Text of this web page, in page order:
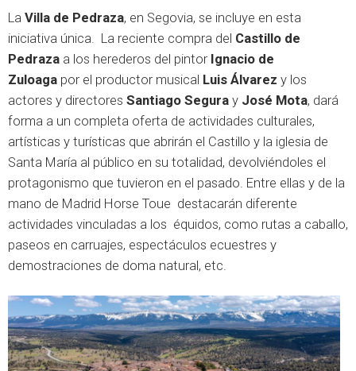
La Villa de Pedraza, en Segovia, se incluye en esta
iniciativa única. La reciente compra del Castillo de
Pedraza a los herederos del pintor Ignacio de
Zuloaga por el productor musical Luis Álvarez y los
actores y directores Santiago Segura y José Mota, dará
forma a un completa oferta de actividades culturales,
artísticas y turísticas que abrirán el Castillo y la iglesia de
Santa María al público en su totalidad, devolviéndoles el
protagonismo que tuvieron en el pasado. Entre ellas y de la
mano de Madrid Horse Toue destacarán diferente
actividades vinculadas a los équidos, como rutas a caballo,
paseos en carruajes, espectáculos ecuestres y
demostraciones de doma natural, etc.